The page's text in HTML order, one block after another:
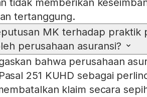
tidak memberikan
tertanggung.
MK terhadap praktik
perusahaan asuransi?
bahwa perusahaan
251 KUHD sebagai
klaim secara